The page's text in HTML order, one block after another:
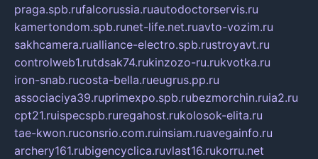
praga.spb.rufalcorussia.ruautodoctorservis.ru
kamertondom.spb.runet-life.net.ruavto-vozim.ru
sakhcamera.rualliance-electro.spb.rustroyavt.ru
controlweb1.rutdsak74.rukinzozo-ru.rukvotka.ru
iron-snab.rucosta-bella.rueugrus.pp.ru
associaciya39.ruprimexpo.spb.rubezmorchin.ruia2.ru
cpt21.ruispecspb.ruregahost.rukolosok-elita.ru
tae-kwon.ruconsrio.com.ruinsiam.ruavegainfo.ru
archery161.rubigencyclica.ruvlast16.rukorru.net